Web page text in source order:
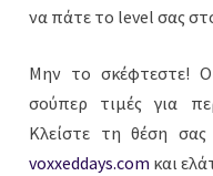
να πάτε το level σας
Μην το σκέφτεστε!
σούπερ τιμές για
Κλείστε τη θέση
voxxeddays.com και